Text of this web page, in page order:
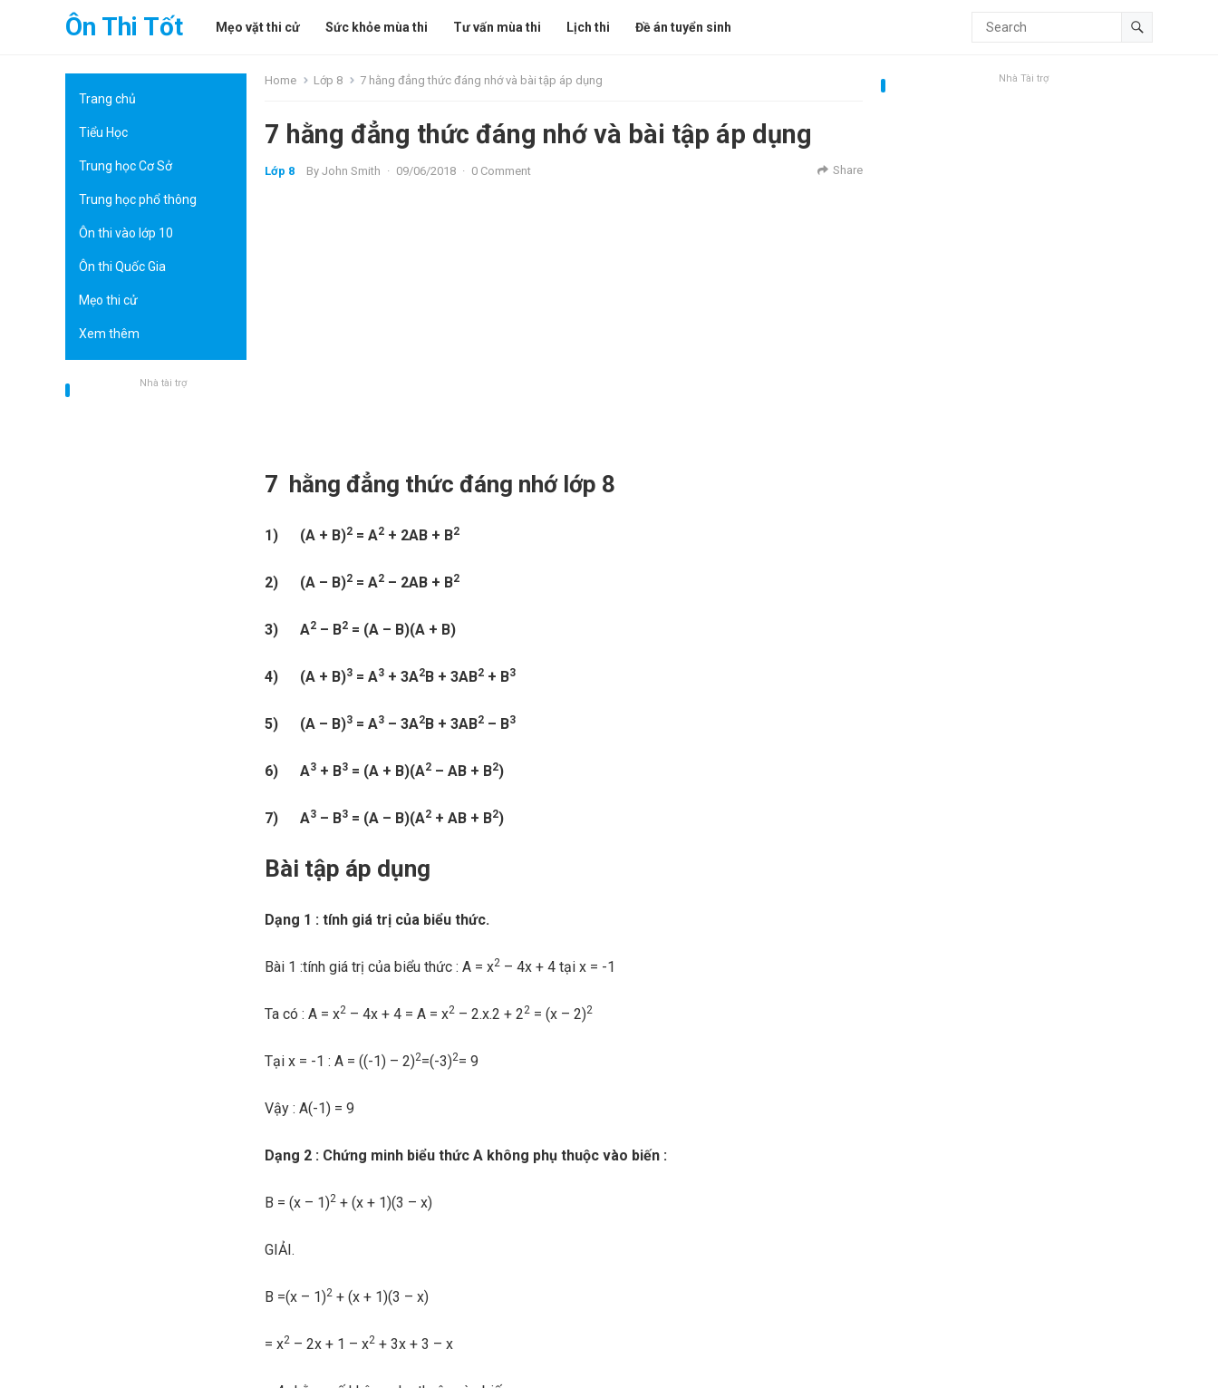
Ôn Thi Tốt Mẹo vặt thi cử Sức khỏe mùa thi Tư vấn mùa thi Lịch thi Đề án tuyển sinh
Trang chủ
Tiểu Học
Trung học Cơ Sở
Trung học phổ thông
Ôn thi vào lớp 10
Ôn thi Quốc Gia
Mẹo thi cử
Xem thêm
Nhà tài trợ
Home Lớp 8 7 hằng đẳng thức đáng nhớ và bài tập áp dụng
7 hằng đẳng thức đáng nhớ và bài tập áp dụng
Lớp 8 By John Smith · 09/06/2018 · 0 Comment Share
7 hằng đẳng thức đáng nhớ lớp 8
1) (A + B)2 = A2 + 2AB + B2
2) (A – B)2 = A2 – 2AB + B2
3) A2 – B2 = (A – B)(A + B)
4) (A + B)3 = A3 + 3A2B + 3AB2 + B3
5) (A – B)3 = A3 – 3A2B + 3AB2 – B3
6) A3 + B3 = (A + B)(A2 – AB + B2)
7) A3 – B3 = (A – B)(A2 + AB + B2)
Bài tập áp dụng
Dạng 1 : tính giá trị của biểu thức.
Bài 1 :tính giá trị của biểu thức : A = x2 – 4x + 4 tại x = -1
Ta có : A = x2 – 4x + 4 = A = x2 – 2.x.2 + 22 = (x – 2)2
Tại x = -1 : A = ((-1) – 2)2=(-3)2= 9
Vậy : A(-1) = 9
Dạng 2 : Chứng minh biểu thức A không phụ thuộc vào biến :
B = (x – 1)2 + (x + 1)(3 – x)
GIẢI.
B =(x – 1)2 + (x + 1)(3 – x)
= x2 – 2x + 1 – x2 + 3x + 3 – x
Nhà Tài trợ